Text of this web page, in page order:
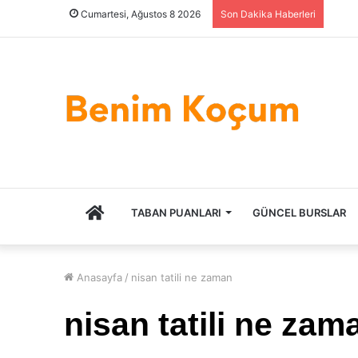
Cumartesi, Ağustos 8 2026 Son Dakika Haberleri
ANASAYFATABAN PUANLARI GÜNCEL BURSLAR
Anasayfa / nisan tatili ne zaman
nisan tatili ne